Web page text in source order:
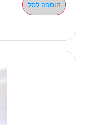
הוספה לסל